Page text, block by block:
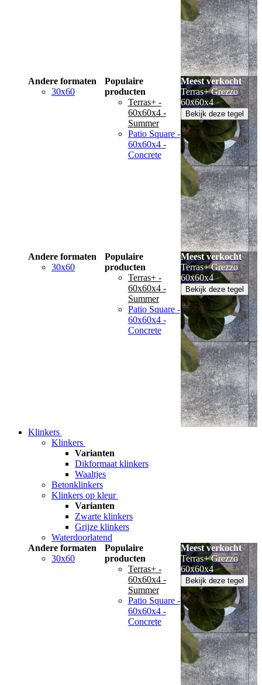
Andere formaten
30x60
Populaire
producten
Terras+ -
60x60x4 -
Summer
Patio Square -
60x60x4 -
Concrete
Meest verkocht
Terras+ Grezzo
60x60x4
Bekijk deze tegel
Andere formaten
30x60
Populaire
producten
Terras+ -
60x60x4 -
Summer
Patio Square -
60x60x4 -
Concrete
Meest verkocht
Terras+ Grezzo
60x60x4
Bekijk deze tegel
Klinkers
Klinkers
Varianten
Dikformaat klinkers
Waaltjes
Betonklinkers
Klinkers op kleur
Varianten
Zwarte klinkers
Grijze klinkers
Waterdoorlatend
Andere formaten
30x60
Populaire
producten
Terras+ -
60x60x4 -
Summer
Patio Square -
60x60x4 -
Concrete
Meest verkocht
Terras+ Grezzo
60x60x4
Bekijk deze tegel